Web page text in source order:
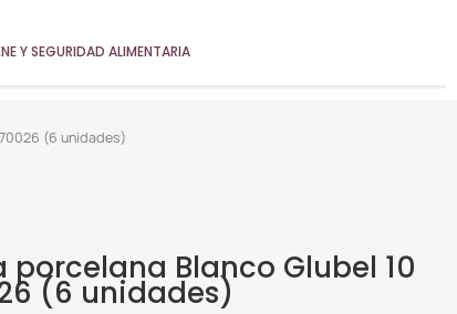
Y SEGURIDAD ALIMENTARIA
(6 unidades)
Blanco Glubel 10
(6 unidades)